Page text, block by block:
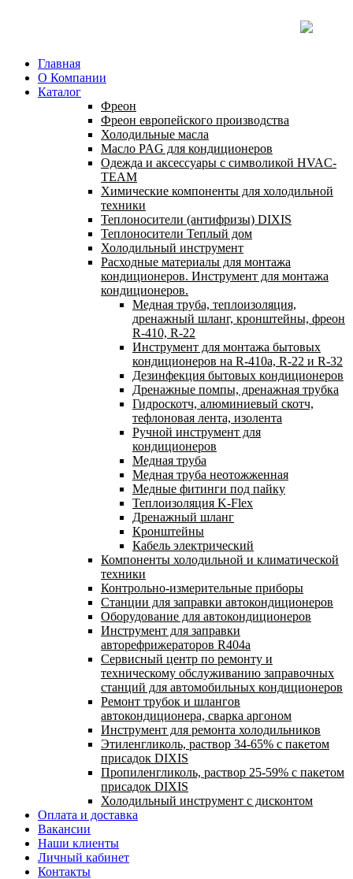
Главная
О Компании
Каталог
Фреон
Фреон европейского производства
Холодильные масла
Масло PAG для кондиционеров
Одежда и аксессуары с символикой HVAC-
TEAM
Химические компоненты для холодильной
техники
Теплоносители (антифризы) DIXIS
Теплоносители Теплый дом
Холодильный инструмент
Расходные материалы для монтажа
кондиционеров. Инструмент для монтажа
кондиционеров.
Медная труба, теплоизоляция,
дренажный шланг, кронштейны, фреон
R-410, R-22
Инструмент для монтажа бытовых
кондиционеров на R-410а, R-22 и R-32
Дезинфекция бытовых кондиционеров
Дренажные помпы, дренажная трубка
Гидроскотч, алюминиевый скотч,
тефлоновая лента, изолента
Ручной инструмент для
кондиционеров
Медная труба
Медная труба неотожженная
Медные фитинги под пайку
Теплоизоляция K-Flex
Дренажный шланг
Кронштейны
Кабель электрический
Компоненты холодильной и климатической
техники
Контрольно-измерительные приборы
Станции для заправки автокондиционеров
Оборудование для автокондиционеров
Инструмент для заправки
авторефрижераторов R404a
Сервисный центр по ремонту и
техническому обслуживанию заправочных
станций для автомобильных кондиционеров
Ремонт трубок и шлангов
автокондиционера, сварка аргоном
Инструмент для ремонта холодильников
Этиленгликоль, раствор 34-65% с пакетом
присадок DIXIS
Пропиленгликоль, раствор 25-59% с пакетом
присадок DIXIS
Холодильный инструмент с дисконтом
Оплата и доставка
Вакансии
Наши клиенты
Личный кабинет
Контакты